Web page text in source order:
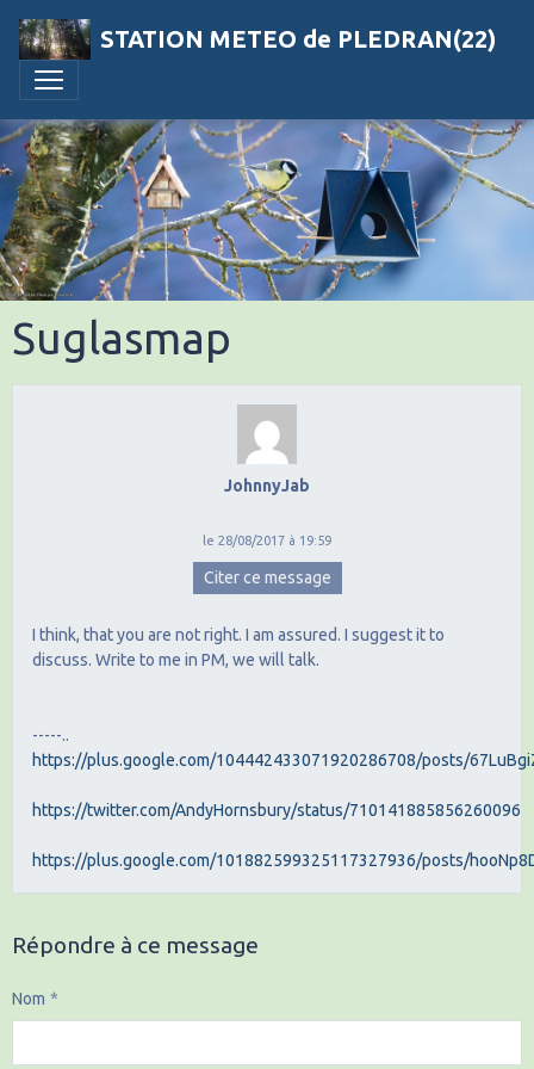
STATION METEO de PLEDRAN(22)
Suglasmap
JohnnyJab
le 28/08/2017 à 19:59
Citer ce message
I think, that you are not right. I am assured. I suggest it to
discuss. Write to me in PM, we will talk.
-----..
https://plus.google.com/104442433071920286708/posts/
https://twitter.com/AndyHornsbury/status/710141885856260096
https://plus.google.com/101882599325117327936/posts/
Répondre à ce message
Nom